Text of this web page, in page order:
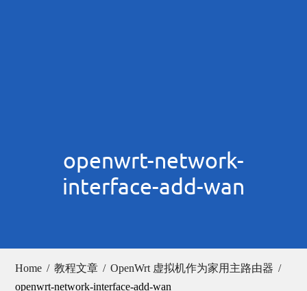
openwrt-network-
interface-add-wan
Home 教程文章
OpenWrt 虚拟机作为家用主路由器
openwrt-network-interface-add-wan